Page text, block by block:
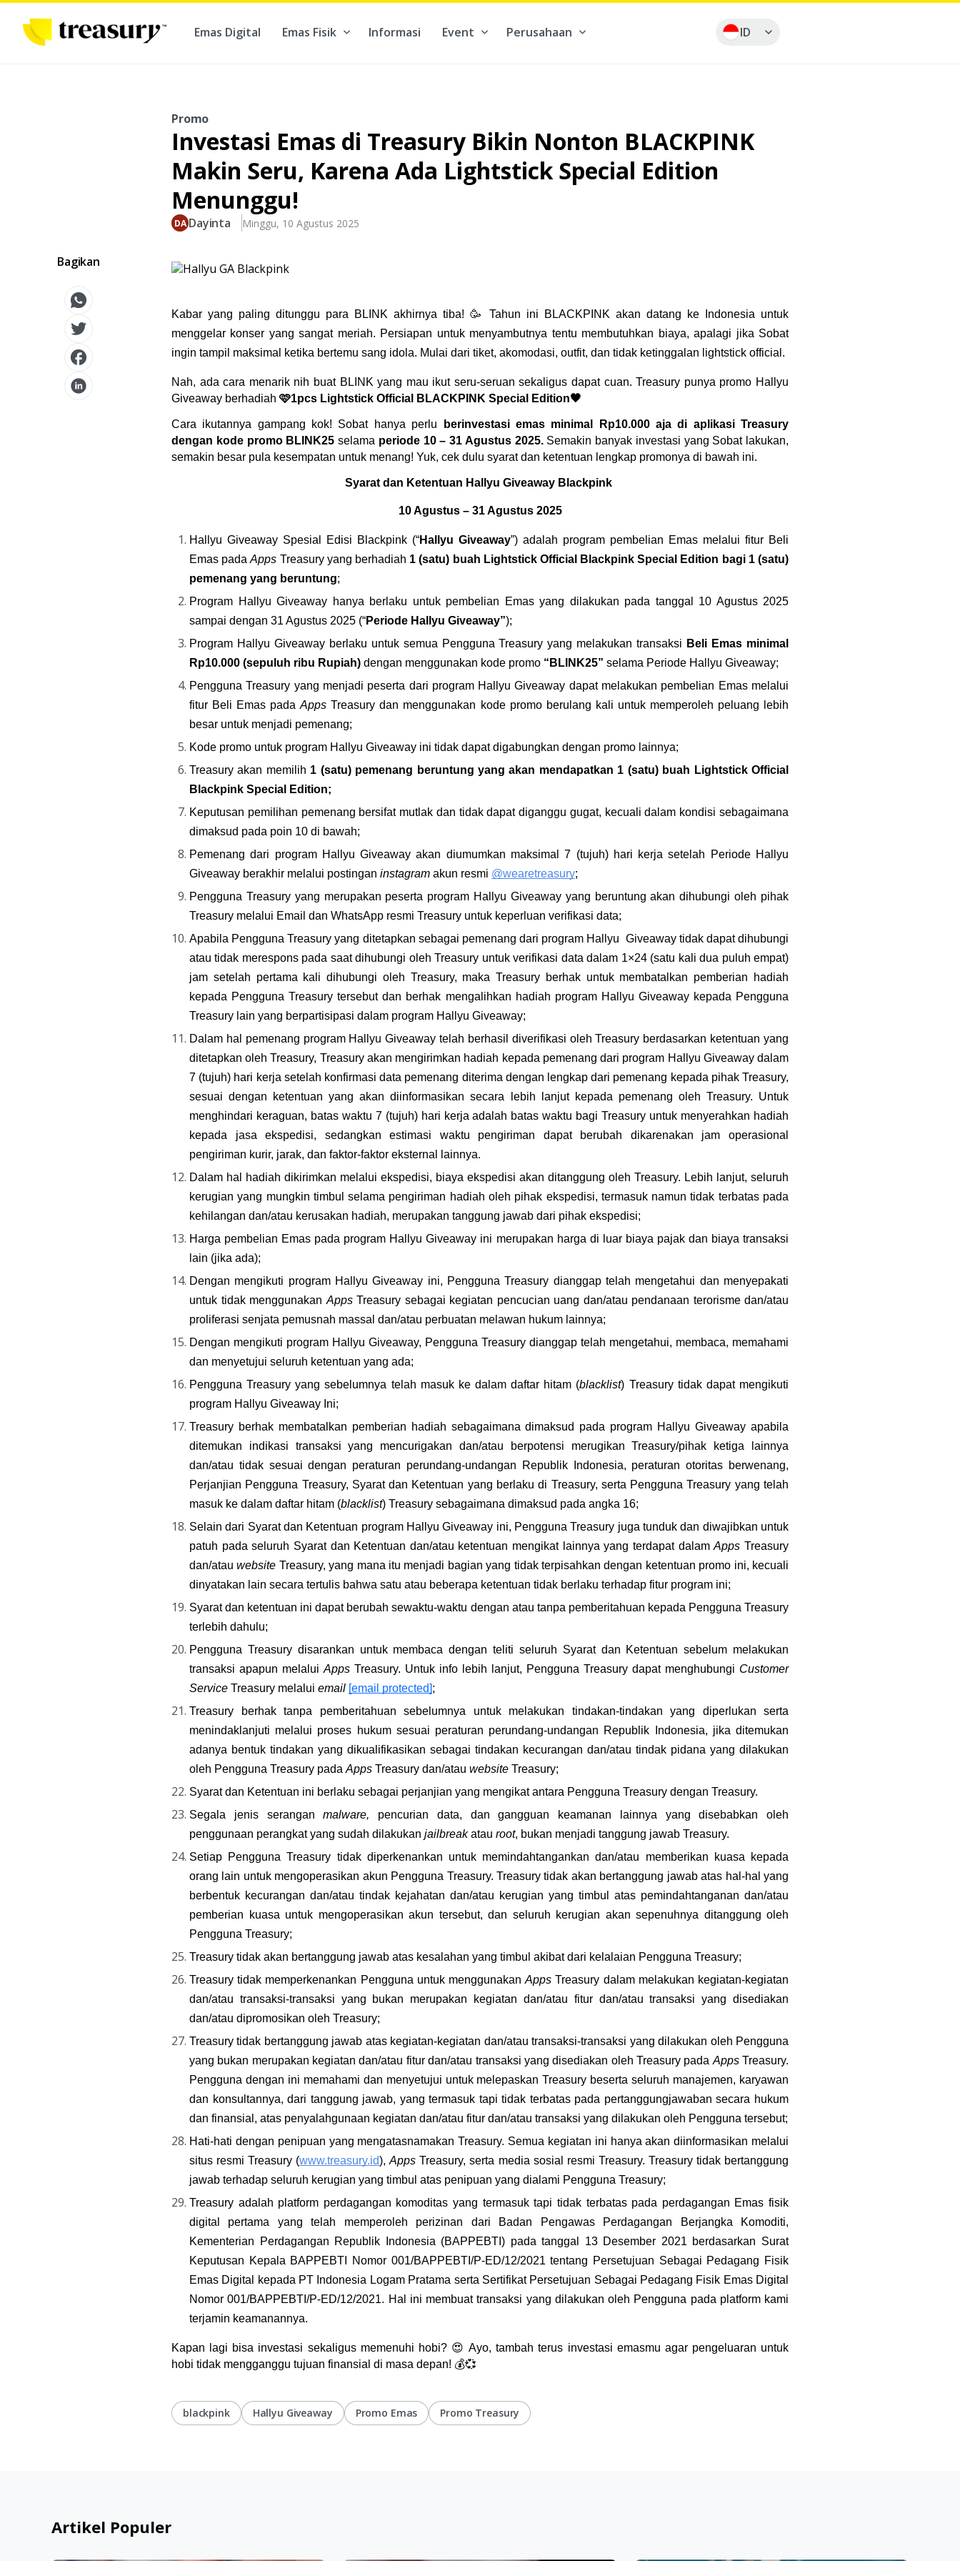
Emas Digital Emas Fisik Informasi Event Perusahaan ID
Bagikan
Promo
Investasi Emas di Treasury Bikin Nonton BLACKPINK
Makin Seru, Karena Ada Lightstick Special Edition
Menunggu!
Dayinta Minggu, 10 Agustus 2025
Kabar yang paling ditunggu para BLINK akhirnya tiba! 🥳 Tahun ini BLACKPINK akan datang ke Indonesia untuk
menggelar konser yang sangat meriah. Persiapan untuk menyambutnya tentu membutuhkan biaya, apalagi jika Sobat
ingin tampil maksimal ketika bertemu sang idola. Mulai dari tiket, akomodasi, outfit, dan tidak ketinggalan lightstick official.
Nah, ada cara menarik nih buat BLINK yang mau ikut seru-seruan sekaligus dapat cuan. Treasury punya promo Hallyu
Giveaway berhadiah 🩷1pcs Lightstick Official BLACKPINK Special Edition🖤
Cara ikutannya gampang kok! Sobat hanya perlu
berinvestasi emas minimal Rp10.000 aja di aplikasi Treasury
dengan kode promo BLINK25 selama periode 10 – 31 Agustus 2025. Semakin banyak investasi yang Sobat lakukan,
semakin besar pula kesempatan untuk menang! Yuk, cek dulu syarat dan ketentuan lengkap promonya di bawah ini.
Syarat dan Ketentuan Hallyu Giveaway Blackpink
10 Agustus – 31 Agustus 2025
Hallyu Giveaway Spesial Edisi Blackpink (“Hallyu Giveaway”) adalah program pembelian Emas melalui fitur Beli
Emas pada Apps Treasury yang berhadiah 1 (satu) buah Lightstick Official Blackpink Special Edition bagi 1 (satu)
pemenang yang beruntung;
Program Hallyu Giveaway hanya berlaku untuk pembelian Emas yang dilakukan pada tanggal 10 Agustus 2025
sampai dengan 31 Agustus 2025 (“Periode Hallyu Giveaway”);
Program Hallyu Giveaway berlaku untuk semua Pengguna Treasury yang melakukan transaksi Beli Emas minimal
Rp10.000 (sepuluh ribu Rupiah) dengan menggunakan kode promo “BLINK25” selama Periode Hallyu Giveaway;
Pengguna Treasury yang menjadi peserta dari program Hallyu Giveaway dapat melakukan pembelian Emas melalui
fitur Beli Emas pada Apps Treasury dan menggunakan kode promo berulang kali untuk memperoleh peluang lebih
besar untuk menjadi pemenang;
Kode promo untuk program Hallyu Giveaway ini tidak dapat digabungkan dengan promo lainnya;
Treasury akan memilih 1 (satu) pemenang beruntung yang akan mendapatkan 1 (satu) buah Lightstick Official
Blackpink Special Edition;
Keputusan pemilihan pemenang bersifat mutlak dan tidak dapat diganggu gugat, kecuali dalam kondisi sebagaimana
dimaksud pada poin 10 di bawah;
Pemenang dari program Hallyu Giveaway akan diumumkan maksimal 7 (tujuh) hari kerja setelah Periode Hallyu
Giveaway berakhir melalui postingan instagram akun resmi @wearetreasury;
Pengguna Treasury yang merupakan peserta program Hallyu Giveaway yang beruntung akan dihubungi oleh pihak
Treasury melalui Email dan WhatsApp resmi Treasury untuk keperluan verifikasi data;
Apabila Pengguna Treasury yang ditetapkan sebagai pemenang dari program Hallyu  Giveaway tidak dapat dihubungi
atau tidak merespons pada saat dihubungi oleh Treasury untuk verifikasi data dalam 1×24 (satu kali dua puluh empat)
jam setelah pertama kali dihubungi oleh Treasury, maka Treasury berhak untuk membatalkan pemberian hadiah
kepada Pengguna Treasury tersebut dan berhak mengalihkan hadiah program Hallyu Giveaway kepada Pengguna
Treasury lain yang berpartisipasi dalam program Hallyu Giveaway;
Dalam hal pemenang program Hallyu Giveaway telah berhasil diverifikasi oleh Treasury berdasarkan ketentuan yang
ditetapkan oleh Treasury, Treasury akan mengirimkan hadiah kepada pemenang dari program Hallyu Giveaway dalam
7 (tujuh) hari kerja setelah konfirmasi data pemenang diterima dengan lengkap dari pemenang kepada pihak Treasury,
sesuai dengan ketentuan yang akan diinformasikan secara lebih lanjut kepada pemenang oleh Treasury. Untuk
menghindari keraguan, batas waktu 7 (tujuh) hari kerja adalah batas waktu bagi Treasury untuk menyerahkan hadiah
kepada jasa ekspedisi, sedangkan estimasi waktu pengiriman dapat berubah dikarenakan jam operasional
pengiriman kurir, jarak, dan faktor-faktor eksternal lainnya.
Dalam hal hadiah dikirimkan melalui ekspedisi, biaya ekspedisi akan ditanggung oleh Treasury. Lebih lanjut, seluruh
kerugian yang mungkin timbul selama pengiriman hadiah oleh pihak ekspedisi, termasuk namun tidak terbatas pada
kehilangan dan/atau kerusakan hadiah, merupakan tanggung jawab dari pihak ekspedisi;
Harga pembelian Emas pada program Hallyu Giveaway ini merupakan harga di luar biaya pajak dan biaya transaksi
lain (jika ada);
Dengan mengikuti program Hallyu Giveaway ini, Pengguna Treasury dianggap telah mengetahui dan menyepakati
untuk tidak menggunakan Apps Treasury sebagai kegiatan pencucian uang dan/atau pendanaan terorisme dan/atau
proliferasi senjata pemusnah massal dan/atau perbuatan melawan hukum lainnya;
Dengan mengikuti program Hallyu Giveaway, Pengguna Treasury dianggap telah mengetahui, membaca, memahami
dan menyetujui seluruh ketentuan yang ada;
Pengguna Treasury yang sebelumnya telah masuk ke dalam daftar hitam (blacklist) Treasury tidak dapat mengikuti
program Hallyu Giveaway Ini;
Treasury berhak membatalkan pemberian hadiah sebagaimana dimaksud pada program Hallyu Giveaway apabila
ditemukan indikasi transaksi yang mencurigakan dan/atau berpotensi merugikan Treasury/pihak ketiga lainnya
dan/atau tidak sesuai dengan peraturan perundang-undangan Republik Indonesia, peraturan otoritas berwenang,
Perjanjian Pengguna Treasury, Syarat dan Ketentuan yang berlaku di Treasury, serta Pengguna Treasury yang telah
masuk ke dalam daftar hitam (blacklist) Treasury sebagaimana dimaksud pada angka 16;
Selain dari Syarat dan Ketentuan program Hallyu Giveaway ini, Pengguna Treasury juga tunduk dan diwajibkan untuk
patuh pada seluruh Syarat dan Ketentuan dan/atau ketentuan mengikat lainnya yang terdapat dalam Apps Treasury
dan/atau website Treasury, yang mana itu menjadi bagian yang tidak terpisahkan dengan ketentuan promo ini, kecuali
dinyatakan lain secara tertulis bahwa satu atau beberapa ketentuan tidak berlaku terhadap fitur program ini;
Syarat dan ketentuan ini dapat berubah sewaktu-waktu dengan atau tanpa pemberitahuan kepada Pengguna Treasury
terlebih dahulu;
Pengguna Treasury disarankan untuk membaca dengan teliti seluruh Syarat dan Ketentuan sebelum melakukan
transaksi apapun melalui Apps Treasury. Untuk info lebih lanjut, Pengguna Treasury dapat menghubungi Customer
Service Treasury melalui email [email protected];
Treasury berhak tanpa pemberitahuan sebelumnya untuk melakukan tindakan-tindakan yang diperlukan serta
menindaklanjuti melalui proses hukum sesuai peraturan perundang-undangan Republik Indonesia, jika ditemukan
adanya bentuk tindakan yang dikualifikasikan sebagai tindakan kecurangan dan/atau tindak pidana yang dilakukan
oleh Pengguna Treasury pada Apps Treasury dan/atau website Treasury;
Syarat dan Ketentuan ini berlaku sebagai perjanjian yang mengikat antara Pengguna Treasury dengan Treasury.
Segala jenis serangan malware, pencurian data, dan gangguan keamanan lainnya yang disebabkan oleh
penggunaan perangkat yang sudah dilakukan jailbreak atau root, bukan menjadi tanggung jawab Treasury.
Setiap Pengguna Treasury tidak diperkenankan untuk memindahtangankan dan/atau memberikan kuasa kepada
orang lain untuk mengoperasikan akun Pengguna Treasury. Treasury tidak akan bertanggung jawab atas hal-hal yang
berbentuk kecurangan dan/atau tindak kejahatan dan/atau kerugian yang timbul atas pemindahtanganan dan/atau
pemberian kuasa untuk mengoperasikan akun tersebut, dan seluruh kerugian akan sepenuhnya ditanggung oleh
Pengguna Treasury;
Treasury tidak akan bertanggung jawab atas kesalahan yang timbul akibat dari kelalaian Pengguna Treasury;
Treasury tidak memperkenankan Pengguna untuk menggunakan Apps Treasury dalam melakukan kegiatan-kegiatan
dan/atau transaksi-transaksi yang bukan merupakan kegiatan dan/atau fitur dan/atau transaksi yang disediakan
dan/atau dipromosikan oleh Treasury;
Treasury tidak bertanggung jawab atas kegiatan-kegiatan dan/atau transaksi-transaksi yang dilakukan oleh Pengguna
yang bukan merupakan kegiatan dan/atau fitur dan/atau transaksi yang disediakan oleh Treasury pada Apps Treasury.
Pengguna dengan ini memahami dan menyetujui untuk melepaskan Treasury beserta seluruh manajemen, karyawan
dan konsultannya, dari tanggung jawab, yang termasuk tapi tidak terbatas pada pertanggungjawaban secara hukum
dan finansial, atas penyalahgunaan kegiatan dan/atau fitur dan/atau transaksi yang dilakukan oleh Pengguna tersebut;
Hati-hati dengan penipuan yang mengatasnamakan Treasury. Semua kegiatan ini hanya akan diinformasikan melalui
situs resmi Treasury (www.treasury.id), Apps Treasury, serta media sosial resmi Treasury. Treasury tidak bertanggung
jawab terhadap seluruh kerugian yang timbul atas penipuan yang dialami Pengguna Treasury;
Treasury adalah platform perdagangan komoditas yang termasuk tapi tidak terbatas pada perdagangan Emas fisik
digital pertama yang telah memperoleh perizinan dari Badan Pengawas Perdagangan Berjangka Komoditi,
Kementerian Perdagangan Republik Indonesia (BAPPEBTI) pada tanggal 13 Desember 2021 berdasarkan Surat
Keputusan Kepala BAPPEBTI Nomor 001/BAPPEBTI/P-ED/12/2021 tentang Persetujuan Sebagai Pedagang Fisik
Emas Digital kepada PT Indonesia Logam Pratama serta Sertifikat Persetujuan Sebagai Pedagang Fisik Emas Digital
Nomor 001/BAPPEBTI/P-ED/12/2021. Hal ini membuat transaksi yang dilakukan oleh Pengguna pada platform kami
terjamin keamanannya.
Kapan lagi bisa investasi sekaligus memenuhi hobi? 😍 Ayo, tambah terus investasi emasmu agar pengeluaran untuk
hobi tidak mengganggu tujuan finansial di masa depan! 💰💞
blackpink Hallyu Giveaway Promo Emas Promo Treasury
Artikel Populer